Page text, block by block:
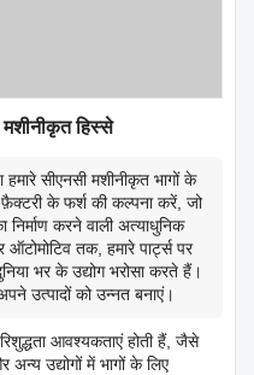
मशीनीकृत हिस्से
सीएनसी मशीनीकृत भागों के
के फर्श की कल्पना करें, जो
करने वाली अत्याधुनिक
तक, हमारे पार्ट्स पर
भर के उद्योग भरोसा करते हैं।
उत्पादों को उन्नत बनाएं।
आवश्यकताएं होती हैं, जैसे
उद्योगों में भागों के लिए